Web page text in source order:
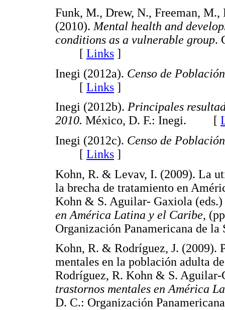
Funk, M., Drew, N., Freeman,
(2010). Mental health and
conditions as a vulnerable group.
[ Links ]
Inegi (2012a). Censo de
[ Links ]
Inegi (2012b). Principales
2010. México, D. F.: Inegi. [
Inegi (2012c). Censo de
[ Links ]
Kohn, R. & Levav, I. (2009). La
la brecha de tratamiento en
Kohn & S. Aguilar- Gaxiola (eds.)
en América Latina y el Caribe,
Organización Panamericana
Kohn, R. & Rodríguez, J. (2009).
mentales en la población adulta
Rodríguez, R. Kohn & S.
trastornos mentales en América
D. C.: Organización